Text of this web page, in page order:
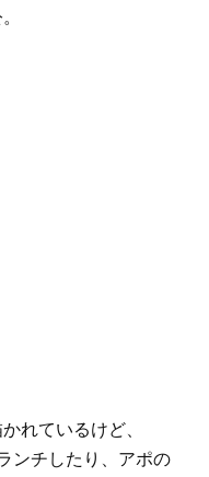
れているけど、
ンチしたり、アポの